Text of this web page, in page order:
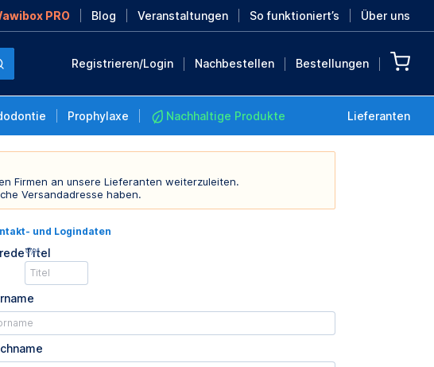
PRO Blog Veranstaltungen So funktioniert’s Über uns
Registrieren/Login Nachbestellen Bestellungen
Prophylaxe Nachhaltige Produkte Lieferanten
MEHR ENTDECKEN
Firmen an unsere Lieferanten weiterzuleiten.
Versandadresse haben.
und Logindaten
Titel
Opt.